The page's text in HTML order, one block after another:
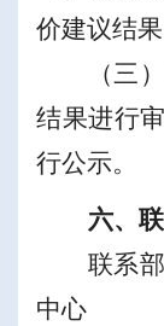
价建议结果
（三）
结果进行
行公示。
六、
联系
中心